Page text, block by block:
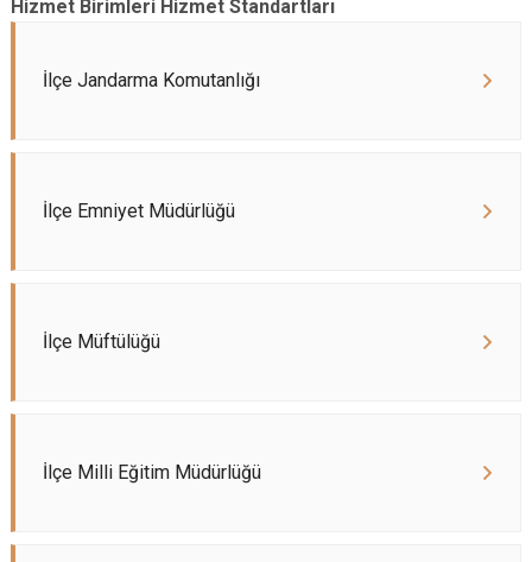
Hizmet Birimleri Hizmet Standartları
İlçe Jandarma Komutanlığı
İlçe Emniyet Müdürlüğü
İlçe Müftülüğü
İlçe Milli Eğitim Müdürlüğü